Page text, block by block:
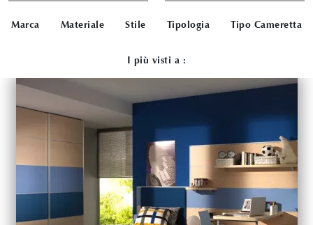
Marca Materiale Stile Tipologia Tipo Cameretta
I più visti a :